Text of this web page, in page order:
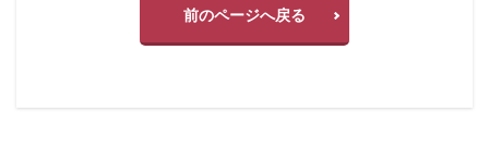
前のページへ戻る